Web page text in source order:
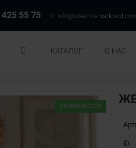
425 55 75 info@odezhda-sadovod.com
КАТАЛОГ О НАС
08/Июля/2026
ID: